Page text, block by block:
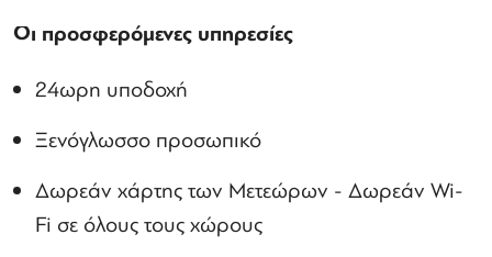
Οι προσφερόμενες υπηρεσίες
24ωρη υποδοχή
Ξενόγλωσσο προσωπικό
Δωρεάν χάρτης των Μετεώρων - Δωρεάν Wi-
Fi σε όλους τους χώρους